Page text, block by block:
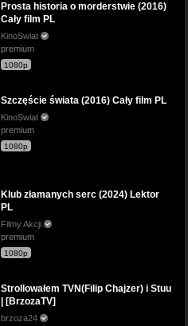
Prosta historia o morderstwie (2016)
Cały film PL
KinoSwiat
premium
1080p
Szczęście świata (2016) Cały film PL
KinoSwiat
premium
1080p
Klub złamanych serc (2024) Lektor
PL
Filmy Akcji
premium
1080p
Strollowałem TVN(Filip Chajzer) i Stuu
| [BrzozaTV]
brzoza24